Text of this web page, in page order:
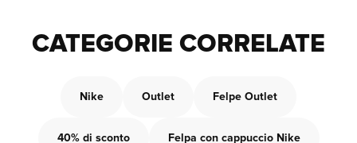
CATEGORIE CORRELATE
Nike Outlet Felpe Outlet
40% di sconto Felpa con cappuccio Nike